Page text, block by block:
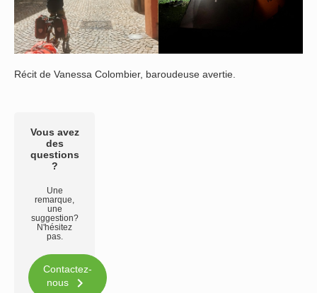
Récit de Vanessa Colombier, baroudeuse avertie.
Vous avez
des
questions
?
Une
remarque,
une
suggestion?
N'hésitez
pas.
Contactez-
nous
